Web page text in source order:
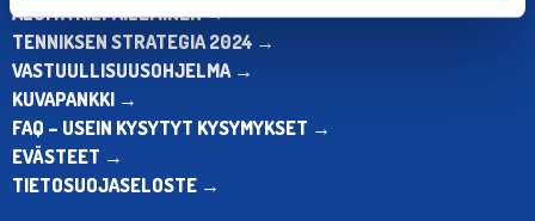
ALOITA KILPAILEMINEN →
TENNIKSEN STRATEGIA 2024 →
VASTUULLISUUSOHJELMA →
KUVAPANKKI →
FAQ – USEIN KYSYTYT KYSYMYKSET →
EVÄSTEET →
TIETOSUOJASELOSTE →